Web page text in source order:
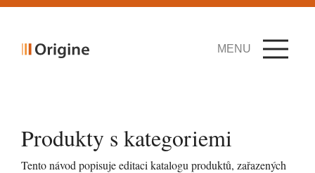
MENU
Produkty s kategoriemi
Tento návod popisuje editaci katalogu produktů, zařazených